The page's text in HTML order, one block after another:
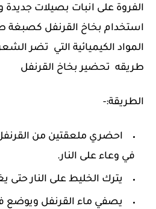
الفروة على انبات بصيلات
استخدام بخاخ القرنفل كصبغة
المواد الكيميائية التي تضر
طريقه تحضير بخاخ القرنفل
الطريقة:-
احضري ملعقتين من
في وعاء على النار.
يترك الخليط على النار حتى
يصفي ماء القرنفل ويوضع